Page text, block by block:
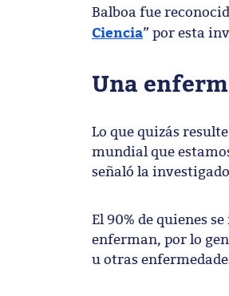
Balboa fue
Ciencia” por esta
Una
Lo que quizás
mundial que
señaló la
El 90% de quienes
enferman, por lo
u otras